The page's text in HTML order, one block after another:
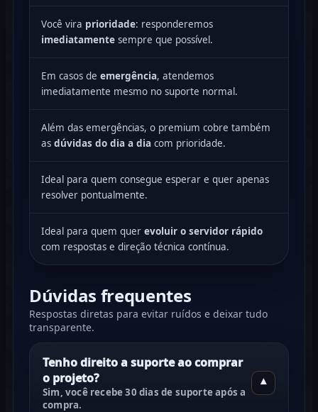
Você vira prioridade: responderemos
imediatamente sempre que possível.
Em casos de emergência, atendemos
imediatamente mesmo no suporte normal.
Além das emergências, o premium cobre também
as dúvidas do dia a dia com prioridade.
Ideal para quem consegue esperar e quer apenas
resolver pontualmente.
Ideal para quem quer evoluir o servidor rápido
com respostas e direção técnica contínua.
Dúvidas frequentes
Respostas diretas para evitar ruídos e deixar tudo
transparente.
Tenho direito a suporte ao comprar
o projeto?
Sim, você recebe30 dias de suporte após a
compra.
▾